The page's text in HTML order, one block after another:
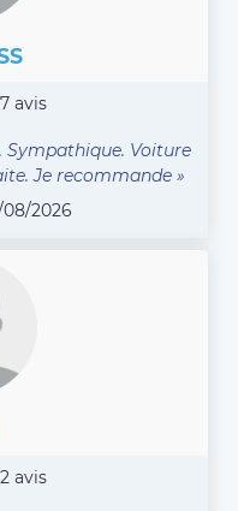
avis
Sympathique. Voiture
Je recommande »
2026
avis